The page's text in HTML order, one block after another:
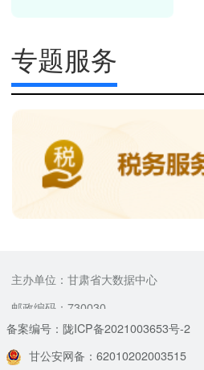
专题服务
主办单位：甘肃省大数据中心
邮政编码：730030
备案编号：陇ICP备2021003653号-2
甘公安网备：62010202003515